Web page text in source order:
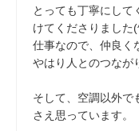
とっても丁寧にして
けてくださりました
仕事なので、仲良く
やはり人とのつなが
そして、空調以外で
さえ思っています。